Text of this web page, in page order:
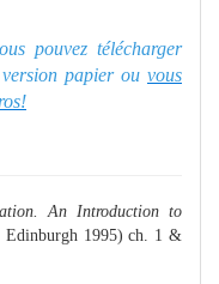
pouvez télécharger
papier ou vous
An Introduction to
1995) ch. 1 &